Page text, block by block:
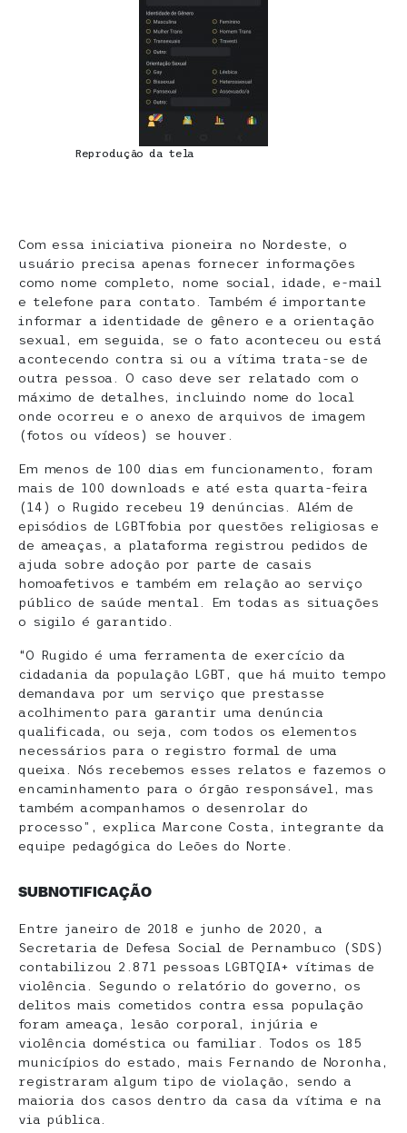
Reprodução da tela
Com essa iniciativa pioneira no Nordeste, o
usuário precisa apenas fornecer informações
como nome completo, nome social, idade, e-mail
e telefone para contato. Também é importante
informar a identidade de gênero e a orientação
sexual, em seguida, se o fato aconteceu ou está
acontecendo contra si ou a vítima trata-se de
outra pessoa. O caso deve ser relatado com o
máximo de detalhes, incluindo nome do local
onde ocorreu e o anexo de arquivos de imagem
(fotos ou vídeos) se houver.
Em menos de 100 dias em funcionamento, foram
mais de 100 downloads e até esta quarta-feira
(14) o Rugido recebeu 19 denúncias. Além de
episódios de LGBTfobia por questões religiosas e
de ameaças, a plataforma registrou pedidos de
ajuda sobre adoção por parte de casais
homoafetivos e também em relação ao serviço
público de saúde mental. Em todas as situações
o sigilo é garantido.
“O Rugido é uma ferramenta de exercício da
cidadania da população LGBT, que há muito tempo
demandava por um serviço que prestasse
acolhimento para garantir uma denúncia
qualificada, ou seja, com todos os elementos
necessários para o registro formal de uma
queixa. Nós recebemos esses relatos e fazemos o
encaminhamento para o órgão responsável, mas
também acompanhamos o desenrolar do
processo”, explica Marcone Costa, integrante da
equipe pedagógica do Leões do Norte.
SUBNOTIFICAÇÃO
Entre janeiro de 2018 e junho de 2020, a
Secretaria de Defesa Social de Pernambuco (SDS)
contabilizou 2.871 pessoas LGBTQIA+ vítimas de
violência. Segundo o relatório do governo, os
delitos mais cometidos contra essa população
foram ameaça, lesão corporal, injúria e
violência doméstica ou familiar. Todos os 185
municípios do estado, mais Fernando de Noronha,
registraram algum tipo de violação, sendo a
maioria dos casos dentro da casa da vítima e na
via pública.